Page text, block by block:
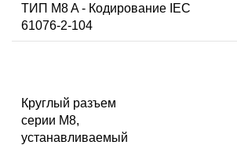
ТИП M8 A - Кодирование IEC
61076-2-104
Круглый разъем
серии M8,
устанавливаемый